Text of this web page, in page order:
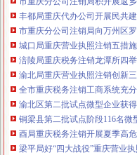
丰都局重庆代办公司开展民共建
市重庆分公司注销局向万州区罗
城口局重庆营业执照注销五措
涪陵局重庆税务注销龙潭所四
渝北局重庆营业执照注销创新
全市重庆税务注销工商系统充
渝北区第二批试点微型企业获得
铜梁县第二批试点阶段116名微
酉局重庆税务注销开展夏季高
梁平局好“四大战役”重庆营业执
城口局落实“六项措施”重庆税务